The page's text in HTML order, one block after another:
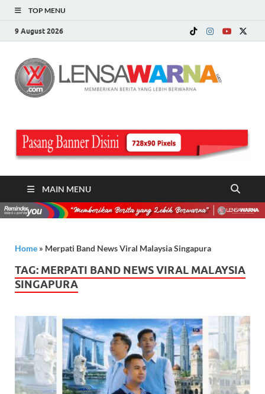
TOP MENU
9 August 2026
MAIN MENU
Home » Merpati Band News Viral Malaysia Singapura
TAG: MERPATI BAND NEWS VIRAL MALAYSIA
SINGAPURA